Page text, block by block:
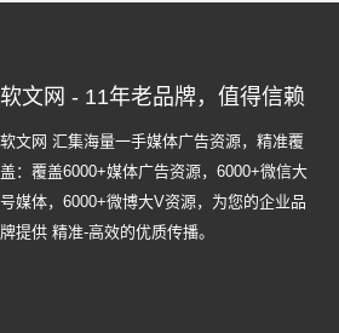
软文网 - 11年老品牌，值得信赖
软文网 汇集海量一手媒体广告资源，精准覆
盖：覆盖6000+媒体广告资源，6000+微信大
号媒体，6000+微博大V资源，为您的企业品
牌提供 精准-高效的优质传播。